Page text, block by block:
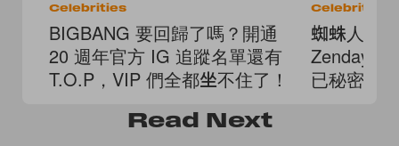
Celebrities
BIGBANG 要回歸了嗎？開通
20 週年官方 IG 追蹤名單還有
T.O.P，VIP 們全都坐不住了！
Celebrities
蜘蛛人
Zendaya
已秘密結
Read Next